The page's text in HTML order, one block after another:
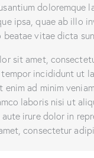
doloremque
ipsa, quae ab illo
vitae dicta
sit amet,
incididunt ut
enim ad minim
laboris nisi ut
irure dolor in
consectetur